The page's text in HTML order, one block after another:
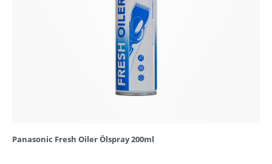
Panasonic Fresh Oiler Ölspray 200ml